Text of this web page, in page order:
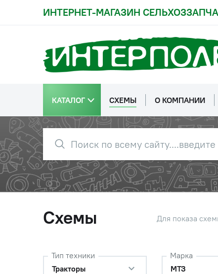
ИНТЕРНЕТ-МАГАЗИН
КАТАЛОГ СХЕМЫ О КОМПАНИИ
Схемы Для показа
Тип техники
Тракторы
Марка
МТЗ